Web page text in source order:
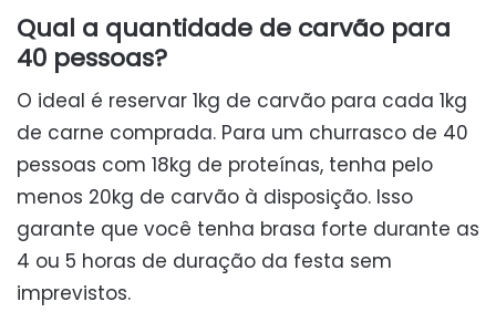
Qual a quantidade de carvão para
40 pessoas?
O ideal é reservar 1kg de carvão para cada 1kg
de carne comprada. Para um churrasco de 40
pessoas com 18kg de proteínas, tenha pelo
menos 20kg de carvão à disposição. Isso
garante que você tenha brasa forte durante as
4 ou 5 horas de duração da festa sem
imprevistos.